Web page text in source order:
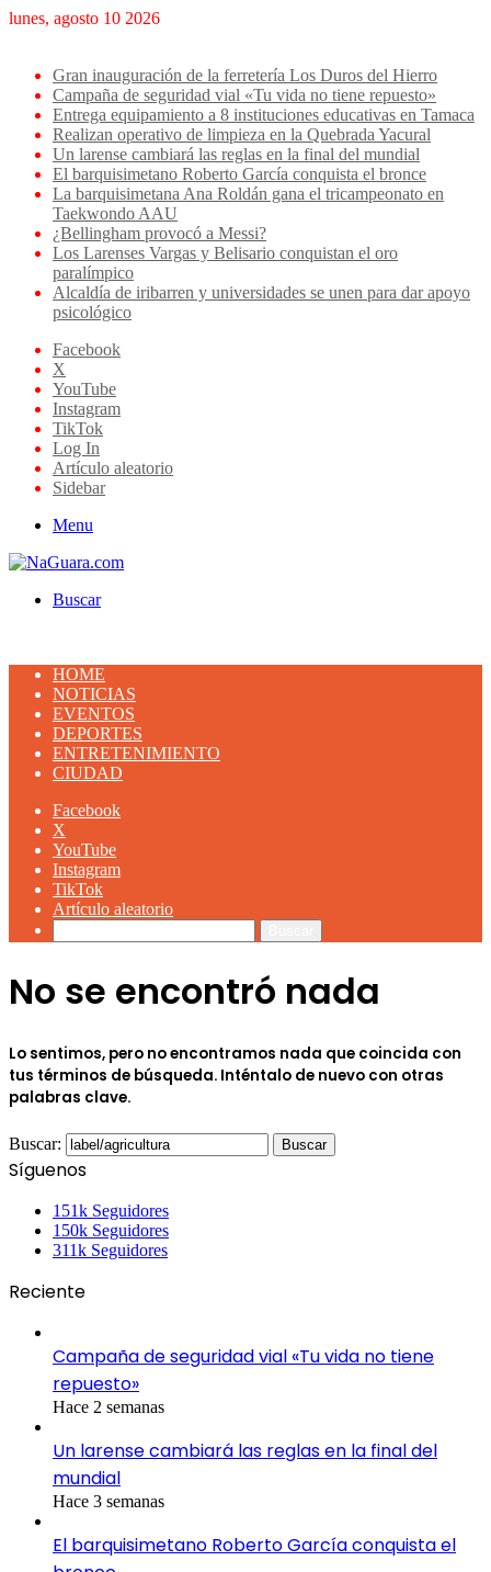
lunes, agosto 10 2026
Gran inauguración de la ferretería Los Duros del Hierro
Campaña de seguridad vial «Tu vida no tiene repuesto»
Entrega equipamiento a 8 instituciones educativas en Tamaca
Realizan operativo de limpieza en la Quebrada Yacural
Un larense cambiará las reglas en la final del mundial
El barquisimetano Roberto García conquista el bronce
La barquisimetana Ana Roldán gana el tricampeonato en
Taekwondo AAU
¿Bellingham provocó a Messi?
Los Larenses Vargas y Belisario conquistan el oro
paralímpico
Alcaldía de iribarren y universidades se unen para dar apoyo
psicológico
Facebook
X
YouTube
Instagram
TikTok
Log In
Artículo aleatorio
Sidebar
Menu
Buscar
HOME
NOTICIAS
EVENTOS
DEPORTES
ENTRETENIMIENTO
CIUDAD
Facebook
X
YouTube
Instagram
TikTok
Artículo aleatorio
No se encontró nada
Lo sentimos, pero no encontramos nada que coincida con
tus términos de búsqueda. Inténtalo de nuevo con otras
palabras clave.
Buscar:
Síguenos
151k Seguidores
150k Seguidores
311k Seguidores
Reciente
Campaña de seguridad vial «Tu vida no tiene
repuesto»
Hace 2 semanas
Un larense cambiará las reglas en la final del
mundial
Hace 3 semanas
El barquisimetano Roberto García conquista el